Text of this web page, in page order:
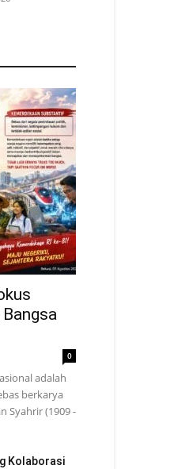
0
adalah
berkarya
Syahrir (1909 -
Kolaborasi